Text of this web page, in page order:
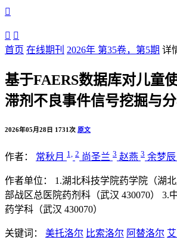

 
首页 在线期刊 2026年 第35卷，第5期 详
基于FAERS数据库对儿童
滞剂不良事件信号挖掘与
2026年05月28日 1731次 原文
作者： 常秋月 1, 2 尚圣兰 3 赵燕 3 余梦辰
作者单位： 1.湖北科技学院药学院（湖北
部战区总医院药剂科（武汉 430070）
3.
药学科（武汉 430070）
关键词： 美托洛尔 比索洛尔 阿替洛尔